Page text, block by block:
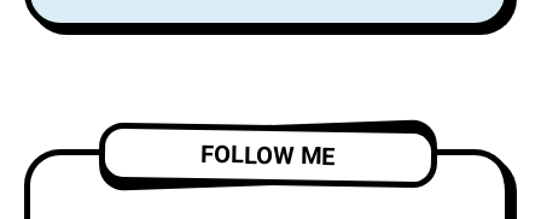
ツアーのオープニン
LP『Alight and
「Complication」の
ビデオを公開！
FOLLOW ME